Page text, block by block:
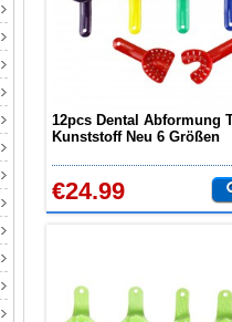
12pcs Dental Abformung
Kunststoff Neu 6 Größen
€24.99